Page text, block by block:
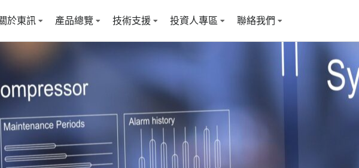
於東訊 產品總覽 技術支援 投資人專區 聯絡我們